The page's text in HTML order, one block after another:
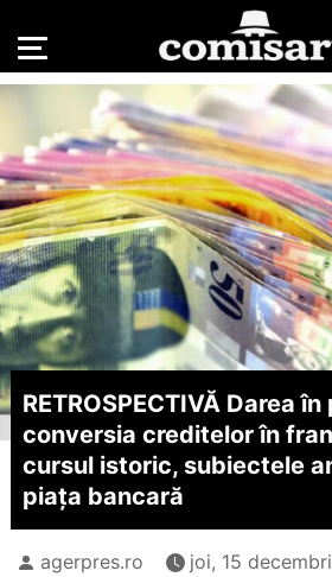
RETROSPECTIVĂ Darea
conversia creditelor în
cursul istoric, subiectele
piața bancară
agerpres.ro joi, 15